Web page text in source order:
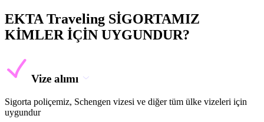
EKTA Traveling SİGORTAMIZ
KİMLER İÇİN UYGUNDUR?
Vize alımı
Sigorta poliçemiz, Schengen vizesi ve diğer tüm ülke vizeleri için
uygundur